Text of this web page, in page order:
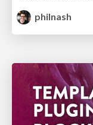
philnash